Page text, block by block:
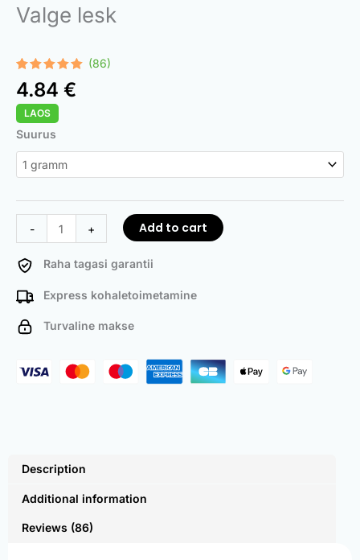
Valge lesk
Rated4.97
out of 5
based on
86
customer
ratings
(86)
4.84 €
LAOS
Suurus
-
White
Widow
quantity
+ Add to cart
Raha tagasi garantii
Express kohaletoimetamine
Turvaline makse
Description
Additional information
Reviews (86)